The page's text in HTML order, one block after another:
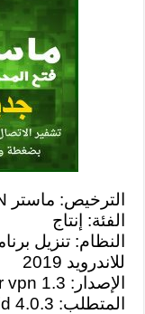
الترخيص: ماستر VPN فتح المحجوب مجانا
الفئة: إنتاج
النظام: تنزيل
للاندرويد 2019
الإصدار: master vpn 1.3
المتطلب: Android 4.0.3 والأحدث